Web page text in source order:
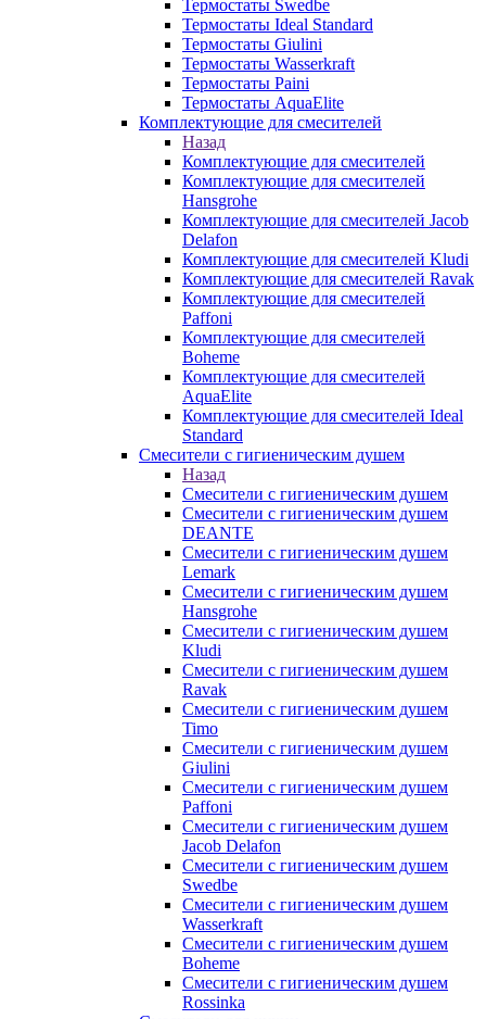
Термостаты Swedbe
Термостаты Ideal Standard
Термостаты Giulini
Термостаты Wasserkraft
Термостаты Paini
Термостаты AquaElite
Комплектующие для смесителей
Назад
Комплектующие для смесителей
Комплектующие для смесителей
Hansgrohe
Комплектующие для смесителей Jacob
Delafon
Комплектующие для смесителей Kludi
Комплектующие для смесителей Ravak
Комплектующие для смесителей
Paffoni
Комплектующие для смесителей
Boheme
Комплектующие для смесителей
AquaElite
Комплектующие для смесителей Ideal
Standard
Смесители с гигиеническим душем
Назад
Смесители с гигиеническим душем
Смесители с гигиеническим душем
DEANTE
Смесители с гигиеническим душем
Lemark
Смесители с гигиеническим душем
Hansgrohe
Смесители с гигиеническим душем
Kludi
Смесители с гигиеническим душем
Ravak
Смесители с гигиеническим душем
Timo
Смесители с гигиеническим душем
Giulini
Смесители с гигиеническим душем
Paffoni
Смесители с гигиеническим душем
Jacob Delafon
Смесители с гигиеническим душем
Swedbe
Смесители с гигиеническим душем
Wasserkraft
Смесители с гигиеническим душем
Boheme
Смесители с гигиеническим душем
Rossinka